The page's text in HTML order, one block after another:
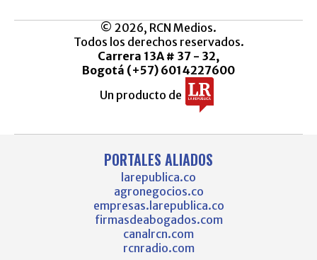
© 2026, RCN Medios.
Todos los derechos reservados.
Carrera 13A # 37 - 32,
Bogotá (+57) 6014227600
Un producto de
PORTALES ALIADOS
larepublica.co
agronegocios.co
empresas.larepublica.co
firmasdeabogados.com
canalrcn.com
rcnradio.com